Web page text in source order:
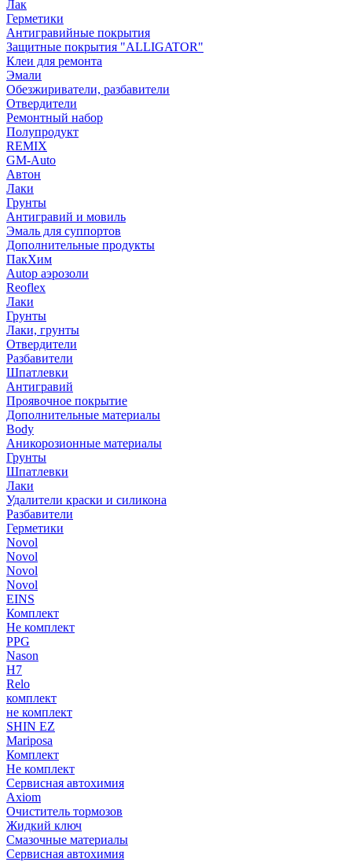
Лак
Герметики
Антигравийные покрытия
Защитные покрытия "ALLIGATOR"
Клеи для ремонта
Эмали
Обезжириватели, разбавители
Отвердители
Ремонтный набор
Полупродукт
REMIX
GM-Auto
Автон
Лаки
Грунты
Антигравий и мовиль
Эмаль для суппортов
Дополнительные продукты
ПакХим
Autop аэрозоли
Reoflex
Лаки
Грунты
Лаки, грунты
Отвердители
Разбавители
Шпатлевки
Антигравий
Проявочное покрытие
Дополнительные материалы
Body
Аникорозионные материалы
Грунты
Шпатлевки
Лаки
Удалители краски и силикона
Разбавители
Герметики
Novol
Novol
Novol
Novol
EINS
Комплект
Не комплект
PPG
Nason
H7
Relo
комплект
не комплект
SHIN EZ
Mariposa
Комплект
Не комплект
Сервисная автохимия
Axiom
Очиститель тормозов
Жидкий ключ
Смазочные материалы
Сервисная автохимия